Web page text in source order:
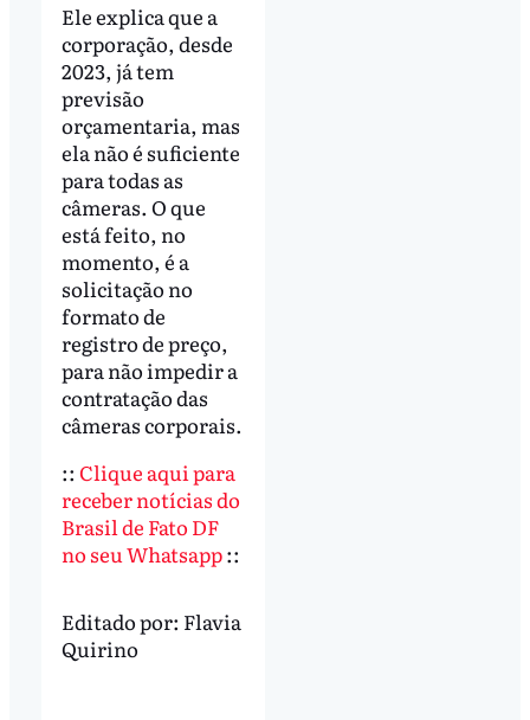
Ele explica que a
corporação, desde
2023, já tem
previsão
orçamentaria, mas
ela não é suficiente
para todas as
câmeras. O que
está feito, no
momento, é a
solicitação no
formato de
registro de preço,
para não impedir a
contratação das
câmeras corporais.
:: Clique aqui para
receber notícias do
Brasil de Fato DF
no seu Whatsapp::
Editado por: Flavia
Quirino